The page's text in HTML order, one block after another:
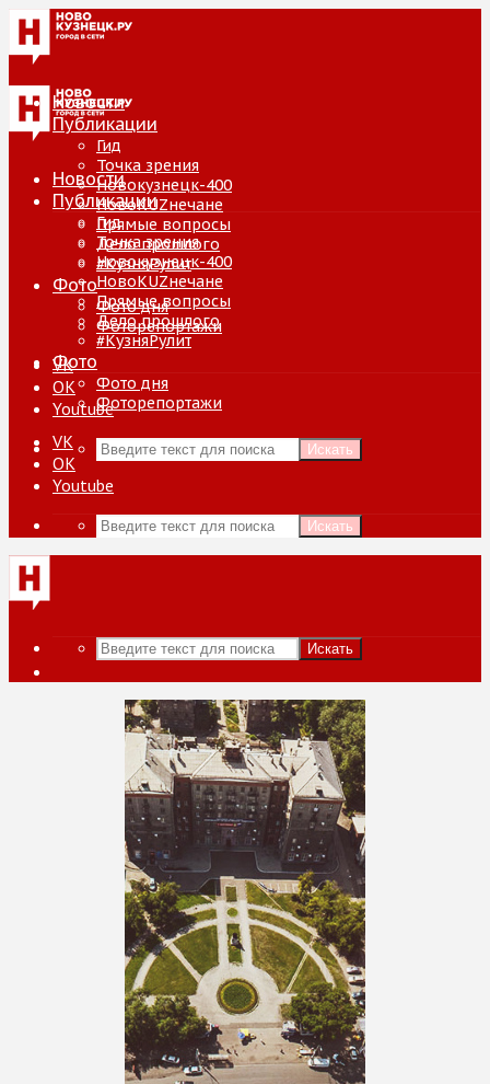
Новости
Публикации
Гид
Точка зрения
Новокузнецк-400
НовоKUZнечане
Прямые вопросы
Дело прошлого
#КузняРулит
Фото
Фото дня
Фоторепортажи
VK
ОК
Youtube
Искать
Новости
Публикации
Гид
Точка зрения
Новокузнецк-400
НовоKUZнечане
Прямые вопросы
Дело прошлого
#КузняРулит
Фото
Фото дня
Фоторепортажи
VK
ОК
Youtube
Искать
Искать